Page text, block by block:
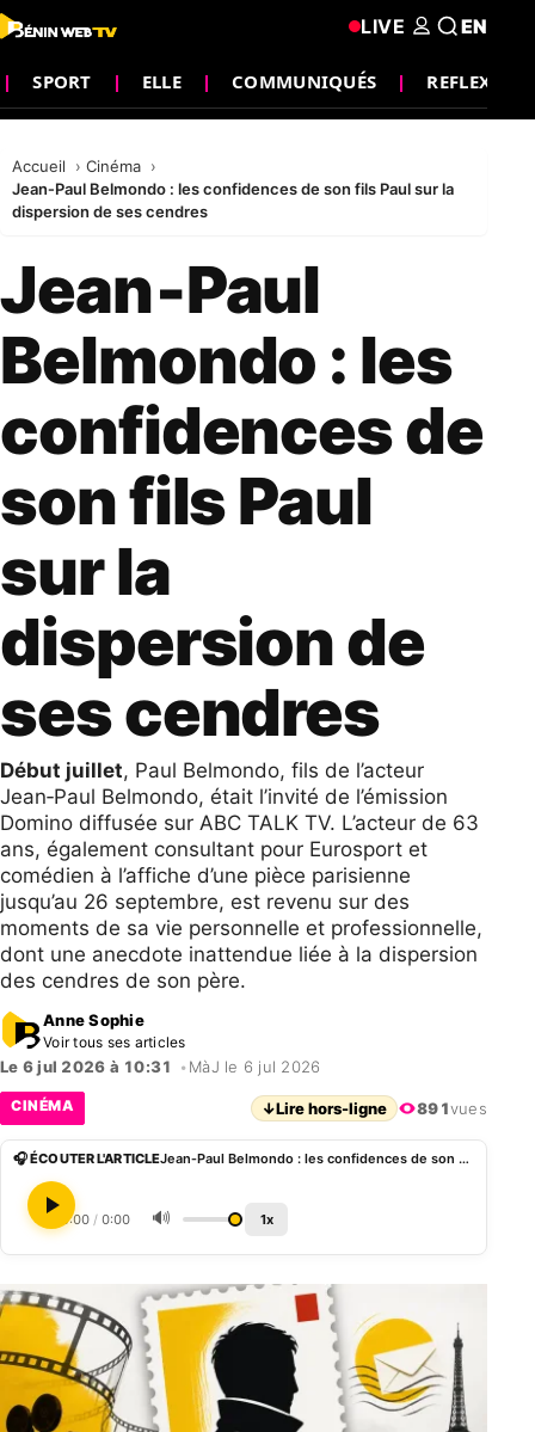
SPORT ELLE COMMUNIQUÉS REFLEXION
LIVE EN
Accueil
Cinéma
Jean‑Paul Belmondo : les confidences de son fils Paul sur la
dispersion de ses cendres
Jean‑Paul
Belmondo : les
confidences de
son fils Paul
sur la
dispersion de
ses cendres
Début juillet, Paul Belmondo, fils de l’acteur
Jean‑Paul Belmondo, était l’invité de l’émission
Domino diffusée sur ABC TALK TV. L’acteur de 63
ans, également consultant pour Eurosport et
comédien à l’affiche d’une pièce parisienne
jusqu’au 26 septembre, est revenu sur des
moments de sa vie personnelle et professionnelle,
dont une anecdote inattendue liée à la dispersion
des cendres de son père.
Anne Sophie
Voir tous ses articles
Le 6 jul 2026 à 10:31 • MàJ le 6 jul 2026
CINÉMA ↓Lire hors-ligne 891vues
🎧 ÉCOUTER L'ARTICLE Jean‑Paul Belmondo : les confidences de son fils Paul sur la dispersion de ses cendres
0:00 / 0:00 🔊 1x